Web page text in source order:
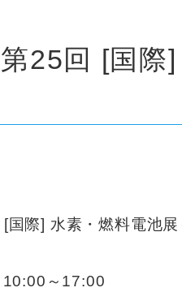
25回 [国
際] 水素・燃料電池展
～17:00